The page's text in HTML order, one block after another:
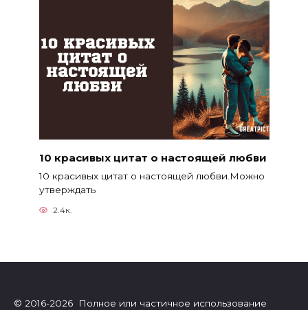
10 красивых цитат о настоящей любви
10 красивых цитат о настоящей любви.Можно
утверждать
2.4к.
© 2016-2026 Полное или частичное использование